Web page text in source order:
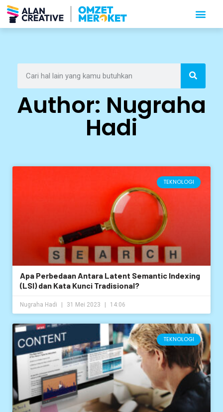
Author: Nugraha
Hadi
TEKNOLOGI
Apa Perbedaan Antara Latent Semantic Indexing
(LSI) dan Kata Kunci Tradisional?
Nugraha Hadi 31 Mei 2023 14:06
TEKNOLOGI